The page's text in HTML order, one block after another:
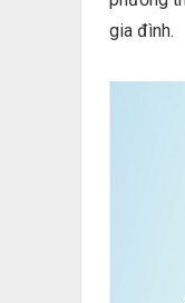
gia đình.